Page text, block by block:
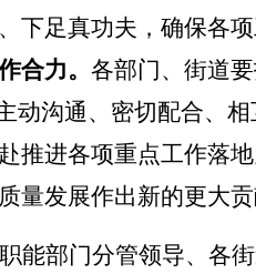
下足真功夫，确保各
合力。 各部门、街道
动沟通、密切配合、
推进各项重点工作落
量发展作出新的更大贡
能部门分管领导、各